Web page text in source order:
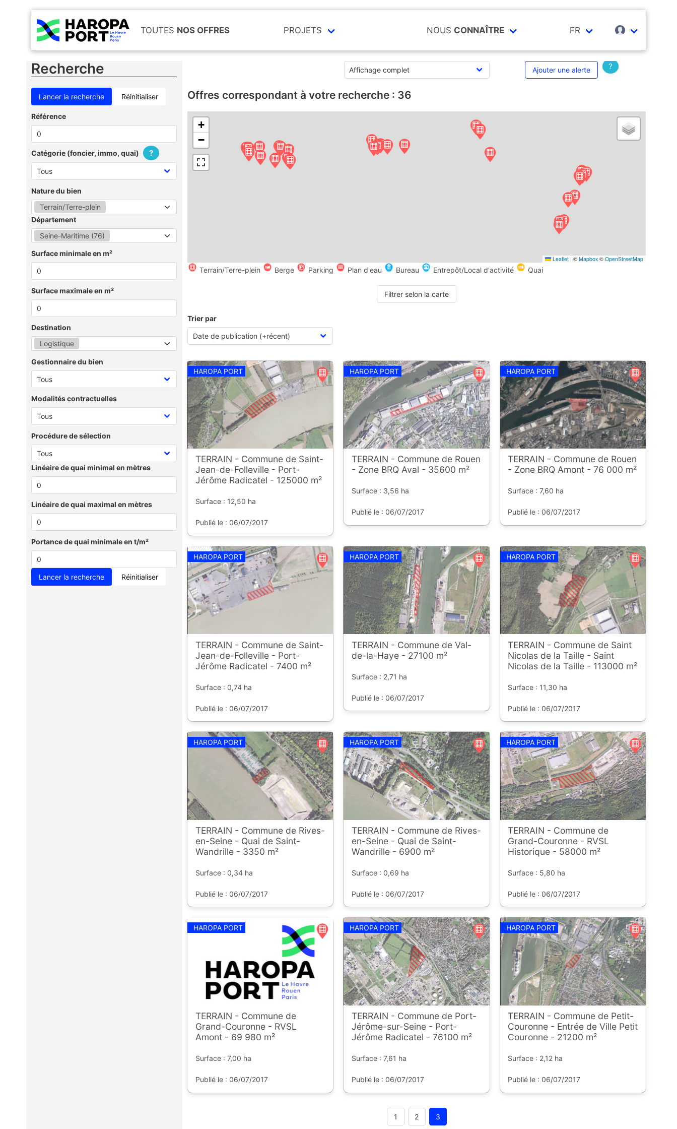
TOUTES NOS OFFRES PROJETS NOUS CONNAÎTRE FR
Recherche
Réinitialiser
Référence
Catégorie (foncier, immo, quai) ?
Nature du bien
Terrain/Terre-plein
Département
Seine-Maritime (76)
Surface minimale en m²
Surface maximale en m²
Destination
Logistique
Gestionnaire du bien
Modalités contractuelles
Procédure de sélection
Linéaire de quai minimal en mètres
Linéaire de quai maximal en mètres
Portance de quai minimale en t/m²
Réinitialiser
Ajouter une alerte ?
Offres correspondant à votre recherche : 36
+
−
Leaflet | © Mapbox © OpenStreetMap
Terrain/Terre-plein Berge Parking Plan d'eau Bureau Entrepôt/Local d'activité Quai
Filtrer selon la carte
Trier par
HAROPA PORT
TERRAIN - Commune de Saint-
Jean-de-Folleville - Port-
Jérôme Radicatel - 125000 m²
Surface : 12,50 ha
Publié le : 06/07/2017
HAROPA PORT
TERRAIN - Commune de Rouen
- Zone BRQ Aval - 35600 m²
Surface : 3,56 ha
Publié le : 06/07/2017
HAROPA PORT
TERRAIN - Commune de Rouen
- Zone BRQ Amont - 76 000 m²
Surface : 7,60 ha
Publié le : 06/07/2017
HAROPA PORT
TERRAIN - Commune de Saint-
Jean-de-Folleville - Port-
Jérôme Radicatel - 7400 m²
Surface : 0,74 ha
Publié le : 06/07/2017
HAROPA PORT
TERRAIN - Commune de Val-
de-la-Haye - 27100 m²
Surface : 2,71 ha
Publié le : 06/07/2017
HAROPA PORT
TERRAIN - Commune de Saint
Nicolas de la Taille - Saint
Nicolas de la Taille - 113000 m²
Surface : 11,30 ha
Publié le : 06/07/2017
HAROPA PORT
TERRAIN - Commune de Rives-
en-Seine - Quai de Saint-
Wandrille - 3350 m²
Surface : 0,34 ha
Publié le : 06/07/2017
HAROPA PORT
TERRAIN - Commune de Rives-
en-Seine - Quai de Saint-
Wandrille - 6900 m²
Surface : 0,69 ha
Publié le : 06/07/2017
HAROPA PORT
TERRAIN - Commune de
Grand-Couronne - RVSL
Historique - 58000 m²
Surface : 5,80 ha
Publié le : 06/07/2017
HAROPA PORT
TERRAIN - Commune de
Grand-Couronne - RVSL
Amont - 69 980 m²
Surface : 7,00 ha
Publié le : 06/07/2017
HAROPA PORT
TERRAIN - Commune de Port-
Jérôme-sur-Seine - Port-
Jérôme Radicatel - 76100 m²
Surface : 7,61 ha
Publié le : 06/07/2017
HAROPA PORT
TERRAIN - Commune de Petit-
Couronne - Entrée de Ville Petit
Couronne - 21200 m²
Surface : 2,12 ha
Publié le : 06/07/2017
1 2 3